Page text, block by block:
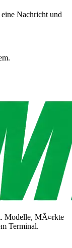
Nachricht und
Modelle, MÃ¤rkte
Terminal.